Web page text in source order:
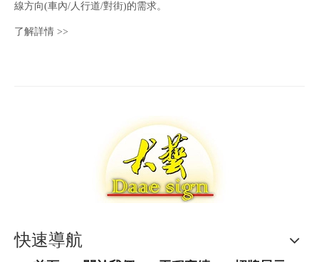
線方向(車內/人行道/對街)的需求。
了解詳情 >>
快速導航